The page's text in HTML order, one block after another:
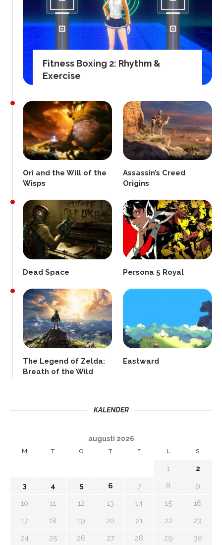
Fitness Boxing 2: Rhythm &
Exercise
Ori and the Will of the
Wisps
Assassin’s Creed
Origins
Dead Space Persona 5 Royal
The Legend of Zelda:
Breath of the Wild
Eastward
KALENDER
augusti 2026
M T O T F L S
1
2
3
4 5 6 7 8
9
10
11 12 13 14 15
16
17
18 19 20 21 22
23
24
25 26 27 28 29
30